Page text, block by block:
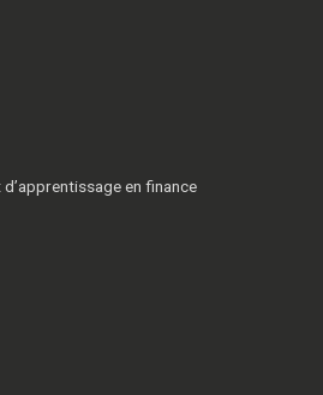
en finance